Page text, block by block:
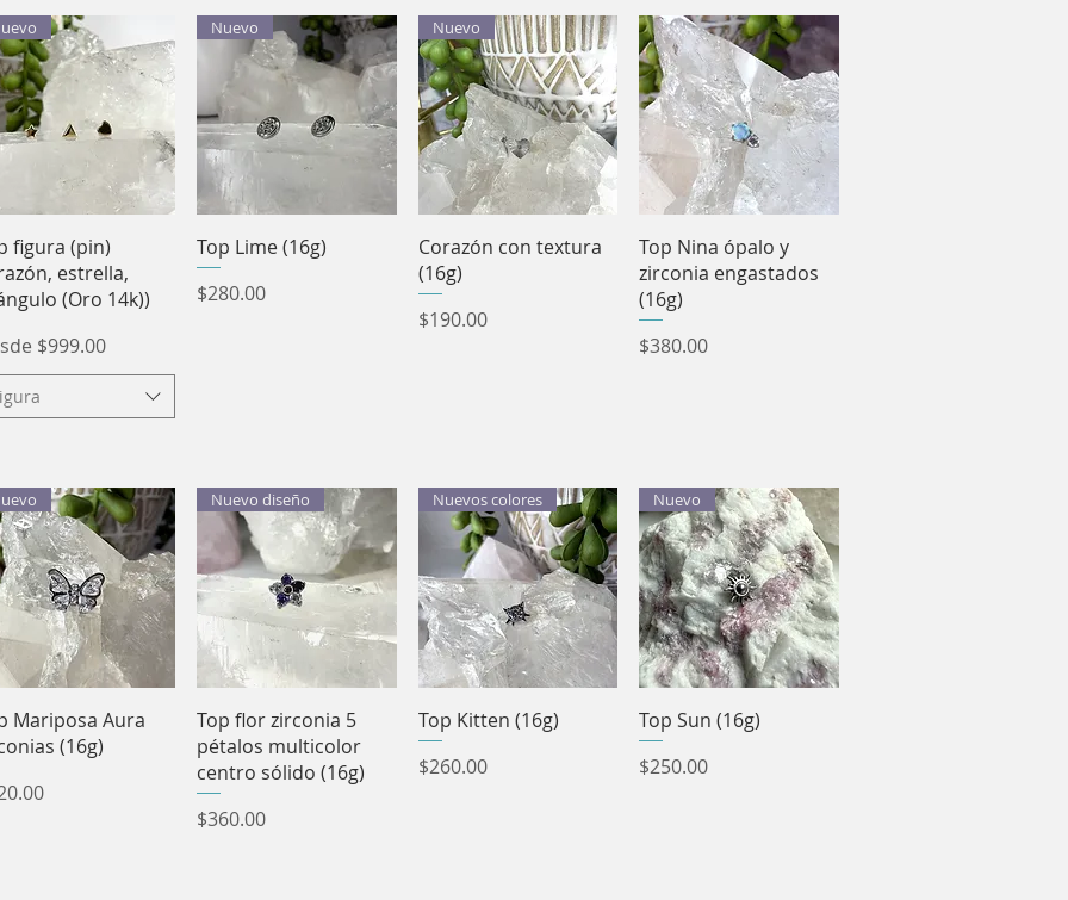
Vista rápida
figura (pin)
estrella,
(Oro 14k))
$999.00
de oferta
Vista rápida
Nuevo
Top Lime (16g)
Precio
$280.00
Vista rápida
Nuevo
Corazón con textura
(16g)
Precio
$190.00
Vista rápida
Top Nina ópalo y
zirconia engastados
(16g)
Precio
$380.00
Vista rápida
Mariposa Aura
(16g)
Vista rápida
Nuevo diseño
Top flor zirconia 5
pétalos multicolor
centro sólido (16g)
Precio
$360.00
Vista rápida
Nuevos colores
Top Kitten (16g)
Precio
$260.00
Vista rápida
Nuevo
Top Sun (16g)
Precio
$250.00